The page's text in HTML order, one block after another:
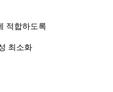
적합하도록
최소화